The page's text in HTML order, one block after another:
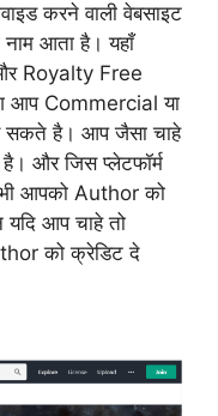
करने वाली वेबसाइट
आता है। यहाँ
और Royalty Free
आप Commercial या
सकते है। आप जैसा चाहे
और जिस प्लेटफॉर्म
आपको Author को
यदि आप चाहे तो
को क्रेडिट दे